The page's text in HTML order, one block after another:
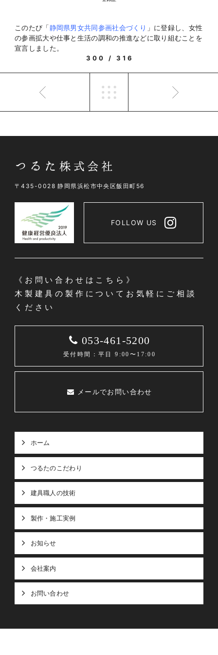
このたび「静岡県男女共同参画社会づくり 」に登録し、女性
の参画拡大や仕事と生活の調和の推進などに取り組むことを
宣言しました。
300 / 316
〒435-0028 静岡県浜松市中央区飯田町56
FOLLOW US
《お問い合わせはこちら》
木製建具の製作についてお気軽にご相談
ください
053-461-5200
受付時間：平日 9:00〜17:00
メールでお問い合わせ
ホーム
つるたのこだわり
建具職人の技術
製作・施工実例
お知らせ
会社案内
お問い合わせ